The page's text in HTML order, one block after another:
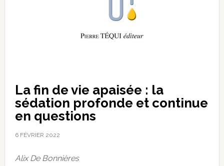
La fin de vie apaisée : la
sédation profonde et continue
en questions
6 FÉVRIER 2022
Alix De Bonnières